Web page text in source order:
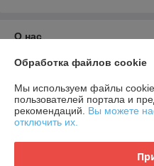
О нас
Контакты
Доставка и оплата
Обработка файлов cookie
Мы используем файлы
пользователей портала и
рекомендаций. Вы можете
отключить их.